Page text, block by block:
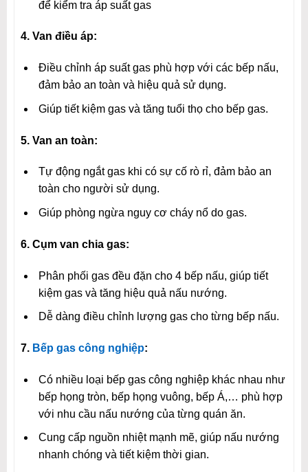
để kiểm tra áp suất gas
4. Van điều áp:
Điều chỉnh áp suất gas phù hợp với các bếp nấu,
đảm bảo an toàn và hiệu quả sử dụng.
Giúp tiết kiệm gas và tăng tuổi thọ cho bếp gas.
5. Van an toàn:
Tự động ngắt gas khi có sự cố rò rỉ, đảm bảo an
toàn cho người sử dụng.
Giúp phòng ngừa nguy cơ cháy nổ do gas.
6. Cụm van chia gas:
Phân phối gas đều đặn cho 4 bếp nấu, giúp tiết
kiệm gas và tăng hiệu quả nấu nướng.
Dễ dàng điều chỉnh lượng gas cho từng bếp nấu.
7. Bếp gas công nghiệp:
Có nhiều loại bếp gas công nghiệp khác nhau như
bếp họng tròn, bếp họng vuông, bếp Á,… phù hợp
với nhu cầu nấu nướng của từng quán ăn.
Cung cấp nguồn nhiệt mạnh mẽ, giúp nấu nướng
nhanh chóng và tiết kiệm thời gian.